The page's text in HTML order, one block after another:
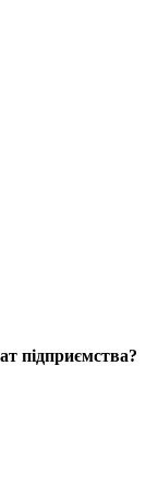
підприємства?